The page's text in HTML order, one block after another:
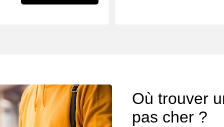
Où trouver
pas cher ?